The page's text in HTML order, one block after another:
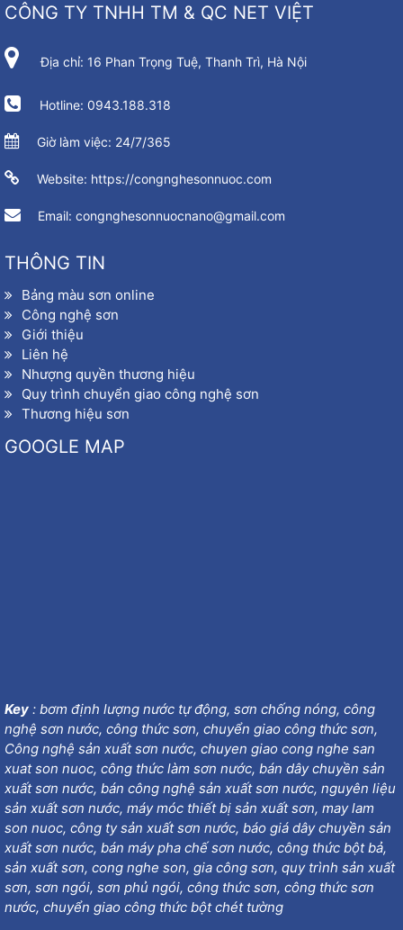
CÔNG TY TNHH TM & QC NET VIỆT
Địa chỉ: 16 Phan Trọng Tuệ, Thanh Trì, Hà Nội
Hotline: 0943.188.318
Giờ làm việc: 24/7/365
Website: https://congnghesonnuoc.com
Email: congnghesonnuocnano@gmail.com
THÔNG TIN
Bảng màu sơn online
Công nghệ sơn
Giới thiệu
Liên hệ
Nhượng quyền thương hiệu
Quy trình chuyển giao công nghệ sơn
Thương hiệu sơn
GOOGLE MAP
Key : bơm định lượng nước tự động, sơn chống nóng, công
nghệ sơn nước, công thức sơn, chuyển giao công thức sơn,
Công nghệ sản xuất sơn nước, chuyen giao cong nghe san
xuat son nuoc, công thức làm sơn nước, bán dây chuyền sản
xuất sơn nước, bán công nghệ sản xuất sơn nước, nguyên liệu
sản xuất sơn nước, máy móc thiết bị sản xuất sơn, may lam
son nuoc, công tysản xuất sơn nước, báo giá dây chuyền sản
xuất sơn nước, bán máy pha chế sơn nước, công thức bột bả,
sản xuất sơn, cong nghe son, gia công sơn, quy trình sản xuất
sơn, sơn ngói, sơn phủ ngói, công thức sơn, công thức sơn
nước, chuyển giao công thức bột chét tường